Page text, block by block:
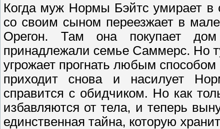
Когда муж Нормы Бэйтс умирает в
со своим сыном переезжает в
Орегон. Там она покупает
принадлежали семье Саммерс. Но
угрожает прогнать любым
приходит снова и насилует
справится с обидчиком. Но как
избавляются от тела, и теперь
единственная тайна, которую